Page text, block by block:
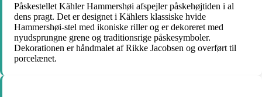
Påskestellet Kähler Hammershøi afspejler påskehøjtiden i al
dens pragt. Det er designet i Kählers klassiske hvide
Hammershøi-stel med ikoniske riller og er dekoreret med
nyudsprungne grene og traditionsrige påskesymboler.
Dekorationen er håndmalet af Rikke Jacobsen og overført til
porcelænet.